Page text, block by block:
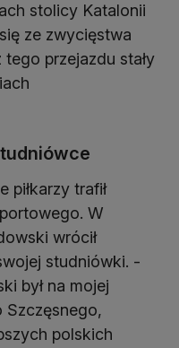
stolicy Katalonii
ze zwycięstwa
przejazdu stały
piłkarzy trafił
W
wrócił
studniówki. -
był na mojej
Szczęsnego,
polskich